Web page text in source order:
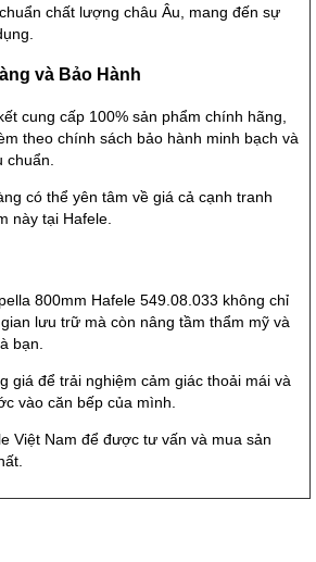
chất lượng châu Âu, mang đến sự
và Bảo Hành
cung cấp 100% sản phẩm chính hãng,
theo chính sách bảo hành minh bạch và
có thể yên tâm về giá cả cạnh tranh
này tại Hafele.
800mm Hafele 549.08.033 không chỉ
lưu trữ mà còn nâng tầm thẩm mỹ và
bạn.
giá để trải nghiệm cảm giác thoải mái và
vào căn bếp của mình.
Việt Nam để được tư vấn và mua sản